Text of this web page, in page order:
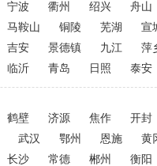
宁波 衢州 绍兴
舟山
马鞍山 铜陵 芜湖
宣
吉安 景德镇 九江
萍
临沂 青岛 日照 泰安
鹤壁 济源 焦作
开封
武汉 鄂州 恩施
黄
长沙 常德 郴州 衡阳